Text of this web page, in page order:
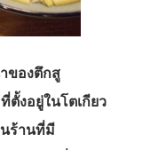
ของตึกสู
งอยู่ในโตเกียว
ร้านที่มี